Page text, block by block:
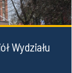
Wydziału